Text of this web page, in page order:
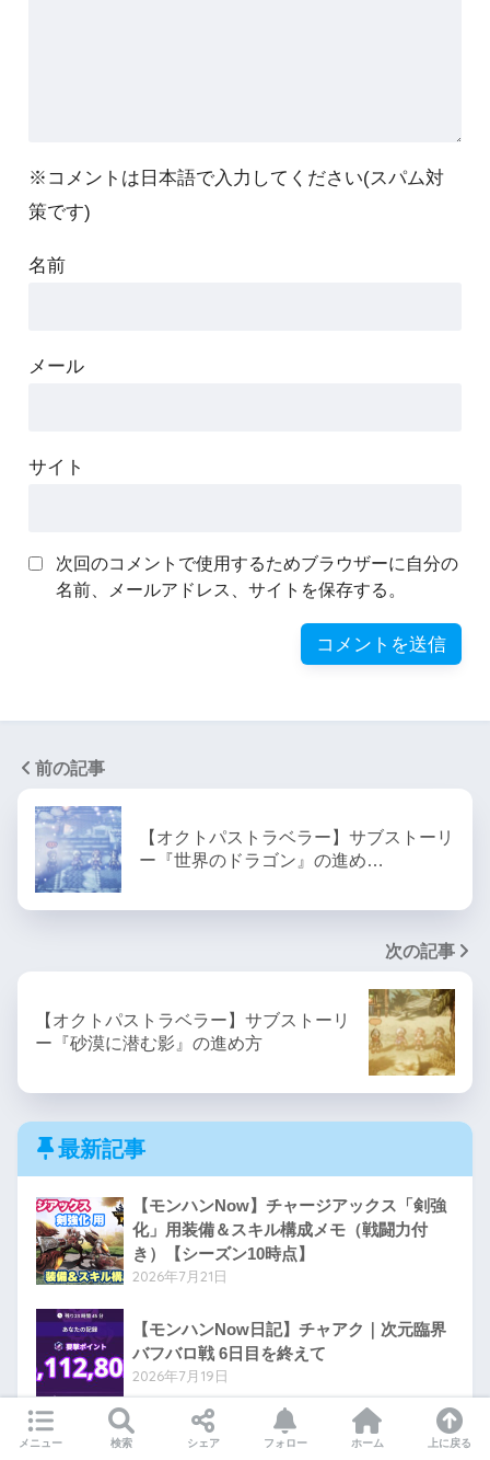
※コメントは日本語で入力してください(スパム対
策です)
名前
メール
サイト
次回のコメントで使用するためブラウザーに自分の
名前、メールアドレス、サイトを保存する。
前の記事
【オクトパストラベラー】サブストーリ
ー『世界のドラゴン』の進め…
次の記事
【オクトパストラベラー】サブストーリ
ー『砂漠に潜む影』の進め方
最新記事
【モンハンNow】チャージアックス「剣強
化」用装備＆スキル構成メモ（戦闘力付
き）【シーズン10時点】
2026年7月21日
【モンハンNow日記】チャアク｜次元臨界
バフバロ戦 6日目を終えて
2026年7月19日
【モンハンNow日記】チャアク｜次元臨界
メニュー 検索 シェア フォロー ホーム 上に戻る